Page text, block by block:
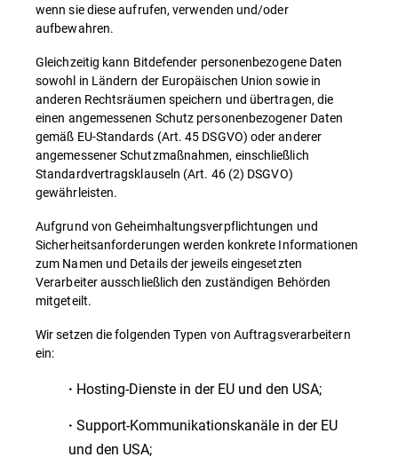
wenn sie diese aufrufen, verwenden und/oder
aufbewahren.
Gleichzeitig kann Bitdefender personenbezogene Daten
sowohl in Ländern der Europäischen Union sowie in
anderen Rechtsräumen speichern und übertragen, die
einen angemessenen Schutz personenbezogener Daten
gemäß EU-Standards (Art. 45 DSGVO) oder anderer
angemessener Schutzmaßnahmen, einschließlich
Standardvertragsklauseln (Art. 46 (2) DSGVO)
gewährleisten.
Aufgrund von Geheimhaltungsverpflichtungen und
Sicherheitsanforderungen werden konkrete Informationen
zum Namen und Details der jeweils eingesetzten
Verarbeiter ausschließlich den zuständigen Behörden
mitgeteilt.
Wir setzen die folgenden Typen von Auftragsverarbeitern
ein:
· Hosting-Dienste in der EU und den USA;
· Support-Kommunikationskanäle in der EU
und den USA;